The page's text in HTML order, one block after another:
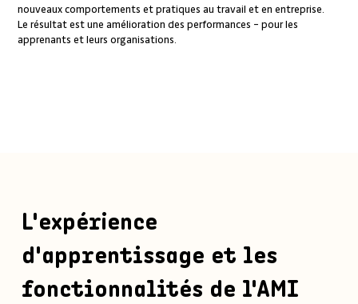
nouveaux comportements et pratiques au travail et en entreprise.
Le résultat est une amélioration des performances – pour les
apprenants et leurs organisations.
L'expérience
d'apprentissage et les
fonctionnalités de l'AMI